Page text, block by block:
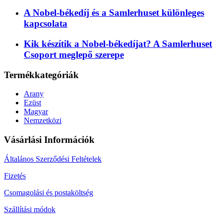
A Nobel-békedíj és a Samlerhuset különleges
kapcsolata
Kik készítik a Nobel-békedíjat? A Samlerhuset
Csoport meglepő szerepe
Termékkategóriák
Arany
Ezüst
Magyar
Nemzetközi
Vásárlási Információk
Általános Szerződési Feltételek
Fizetés
Csomagolási és postaköltség
Szállítási módok